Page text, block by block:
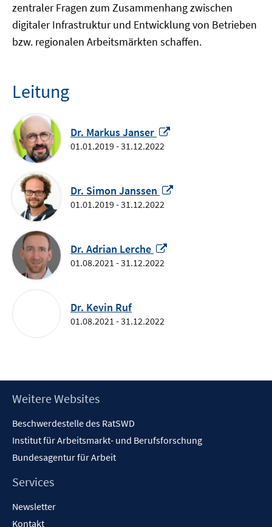
zentraler Fragen zum Zusammenhang zwischen
digitaler Infrastruktur und Entwicklung von Betrieben
bzw. regionalen Arbeitsmärkten schaffen.
Leitung
Dr. Markus Janser
01.01.2019 - 31.12.2022
Dr. Simon Janssen
01.01.2019 - 31.12.2022
Dr. Adrian Lerche
01.08.2021 - 31.12.2022
Dr. Kevin Ruf
01.08.2021 - 31.12.2022
Footer
Weitere Websites
Beschwerdestelle des RatSWD
Institut für Arbeitsmarkt- und Berufsforschung
Bundesagentur für Arbeit
Services
Newsletter
Kontakt